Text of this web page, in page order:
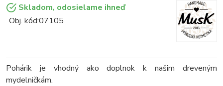
Skladom, odosielame ihneď
Obj. kód:07105
Pohárik je vhodný ako doplnok k našim dreveným
mydelničkám.